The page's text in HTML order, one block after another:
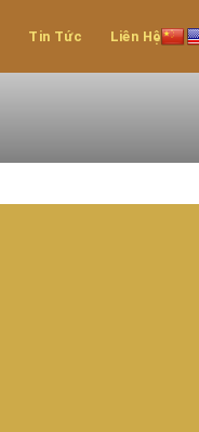
Tin Tức Liên Hệ